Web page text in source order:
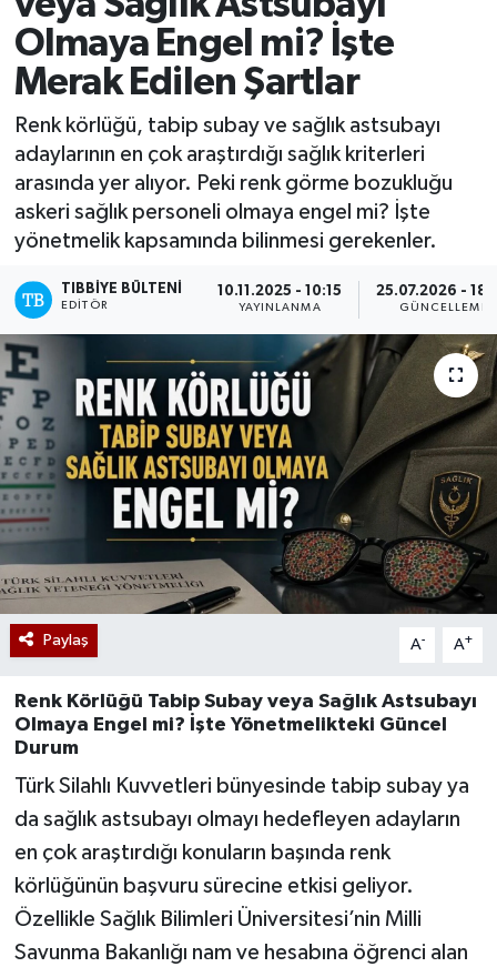
Olmaya Engel mi? İşte
Merak Edilen Şartlar
Renk körlüğü, tabip subay ve sağlık astsubayı
adaylarının en çok araştırdığı sağlık kriterleri
arasında yer alıyor. Peki renk görme bozukluğu
askeri sağlık personeli olmaya engel mi? İşte
yönetmelik kapsamında bilinmesi gerekenler.
TIBBIYE BÜLTENI
EDITÖR
10.11.2025 - 10:15
YAYINLANMA
25.07.2026 -
GÜNCELLEME
Paylaş A- A+
Renk Körlüğü Tabip Subay veya Sağlık Astsubayı
Olmaya Engel mi? İşte Yönetmelikteki Güncel
Durum
Türk Silahlı Kuvvetleri bünyesinde tabip subay ya
da sağlık astsubayı olmayı hedefleyen adayların
en çok araştırdığı konuların başında renk
körlüğünün başvuru sürecine etkisi geliyor.
Özellikle Sağlık Bilimleri Üniversitesi’nin Milli
Savunma Bakanlığı nam ve hesabına öğrenci alan
Mevzuat